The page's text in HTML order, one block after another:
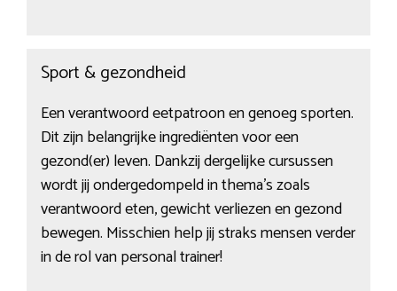
Sport & gezondheid
Een verantwoord eetpatroon en genoeg sporten.
Dit zijn belangrijke ingrediënten voor een
gezond(er) leven. Dankzij dergelijke cursussen
wordt jij ondergedompeld in thema’s zoals
verantwoord eten, gewicht verliezen en gezond
bewegen. Misschien help jij straks mensen verder
in de rol van personal trainer!